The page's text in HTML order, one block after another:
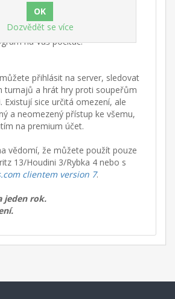
dostupného klienta (Verze 7)
na Váš počítač.
přihlásit na server, sledovat
turnajů a hrát hry proti soupeřům
Existují sice určitá omezení, ale
a neomezený přístup ke všemu,
na premium účet.
vědomí, že můžete použít pouze
13/Houdini 3/Rybka 4 nebo s
clientem version 7.
jeden rok.
Dozvědět se více